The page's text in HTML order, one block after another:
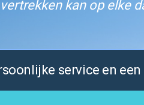
kan op elke
service en